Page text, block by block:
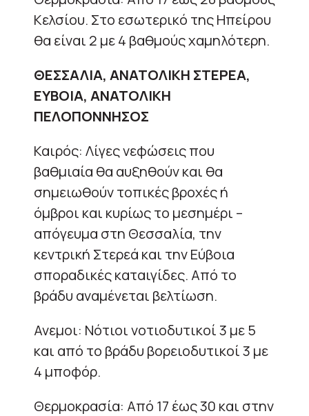
Κελσίου. Στο εσωτερικό της Ηπείρου
θα είναι 2 με 4 βαθμούς χαμηλότερη.
ΘΕΣΣΑΛΙΑ, ΑΝΑΤΟΛΙΚΗ ΣΤΕΡΕΑ,
ΕΥΒΟΙΑ, ΑΝΑΤΟΛΙΚΗ
ΠΕΛΟΠΟΝΝΗΣΟΣ
Καιρός: Λίγες νεφώσεις που
βαθμιαία θα αυξηθούν και θα
σημειωθούν τοπικές βροχές ή
όμβροι και κυρίως το μεσημέρι –
απόγευμα στη Θεσσαλία, την
κεντρική Στερεά και την Εύβοια
σποραδικές καταιγίδες. Από το
βράδυ αναμένεται βελτίωση.
Ανεμοι: Νότιοι νοτιοδυτικοί 3 με 5
και από το βράδυ βορειοδυτικοί 3 με
4 μποφόρ.
Θερμοκρασία: Από 17 έως 30 και στην